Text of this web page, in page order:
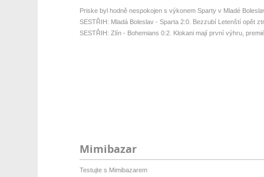
Priske byl hodně nespokojen s výkonem Sparty v Mladé
SESTŘIH: Mladá Boleslav - Sparta 2:0. Bezzubí Letenští opět
SESTŘIH: Zlín - Bohemians 0:2. Klokani mají první výhru,
Mimibazar
Testujte s Mimibazarem